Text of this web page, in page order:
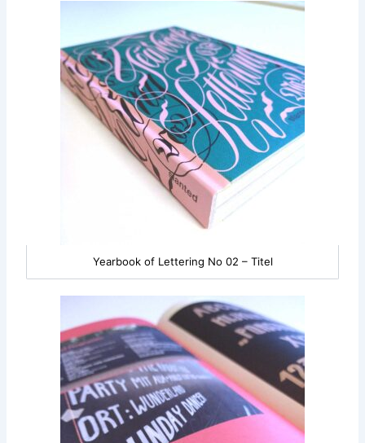
Yearbook of Lettering No 02 – Titel